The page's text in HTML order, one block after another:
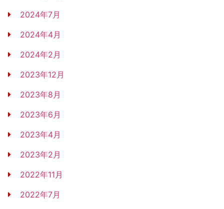
2024年7月
2024年4月
2024年2月
2023年12月
2023年8月
2023年6月
2023年4月
2023年2月
2022年11月
2022年7月